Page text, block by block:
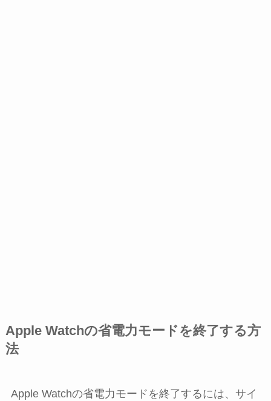
Apple Watchの省電力モードを終了する方
法
Apple Watchの省電力モードを終了するには、サイ